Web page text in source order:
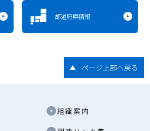
都道府県情報
ページ上部へ戻る
組織案内